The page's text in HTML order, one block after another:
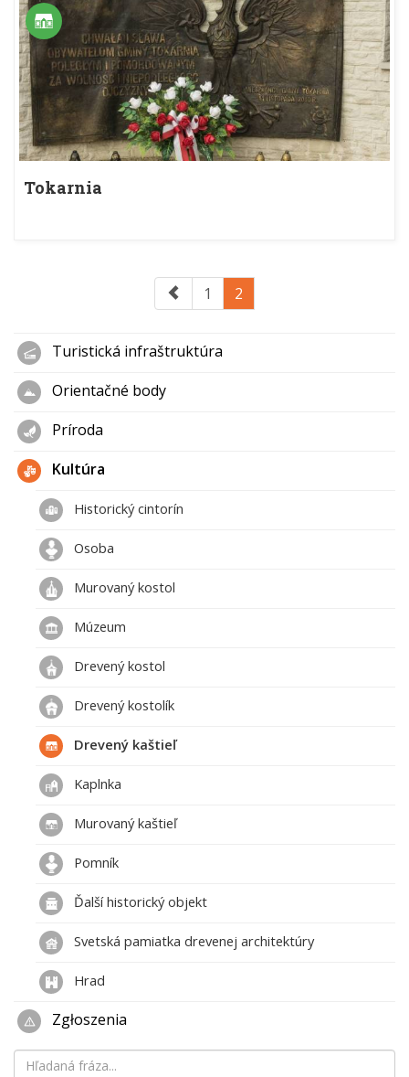
Tokarnia
1 2
Turistická infraštruktúra
Orientačné body
Príroda
Kultúra
Historický cintorín
Osoba
Murovaný kostol
Múzeum
Drevený kostol
Drevený kostolík
Drevený kaštieľ
Kaplnka
Murovaný kaštieľ
Pomník
Ďalší historický objekt
Svetská pamiatka drevenej architektúry
Hrad
Zgłoszenia